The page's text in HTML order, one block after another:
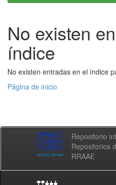
No existen
índice
No existen entradas en el índice
Página de inicio
Repositorio
Repositorios
RRAAE